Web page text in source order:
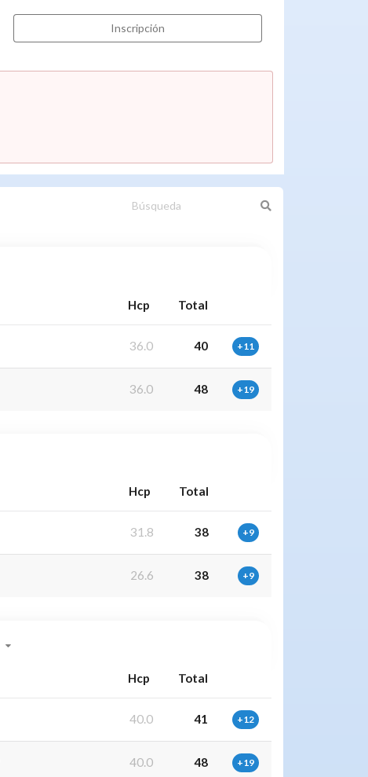
Inscripción
Hcp Total
36.0 40 +11
36.0 48 +19
Hcp Total
31.8 38 +9
26.6 38 +9
Hcp Total
40.0 41 +12
40.0 48 +19